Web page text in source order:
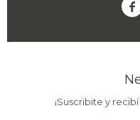

¡Suscribite y